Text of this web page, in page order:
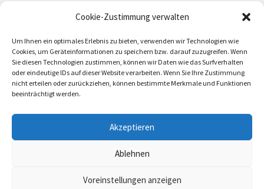
Cookie-Zustimmung verwalten
Um Ihnen ein optimales Erlebnis zu bieten, verwenden wir Technologien wie
Cookies, um Geräteinformationen zu speichern bzw. darauf zuzugreifen. Wenn
Sie diesen Technologien zustimmen, können wir Daten wie das Surfverhalten
oder eindeutige IDs auf dieser Website verarbeiten. Wenn Sie Ihre Zustimmung
nicht erteilen oder zurückziehen, können bestimmte Merkmale und Funktionen
beeinträchtigt werden.
Akzeptieren
Ablehnen
Voreinstellungen anzeigen
AGB Zahlung und Versand Impressum